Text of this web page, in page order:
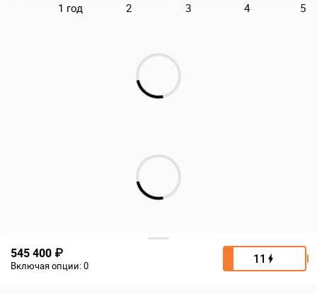
1 год 2 3 4 5
545 400 ₽
Включая опции:0 11